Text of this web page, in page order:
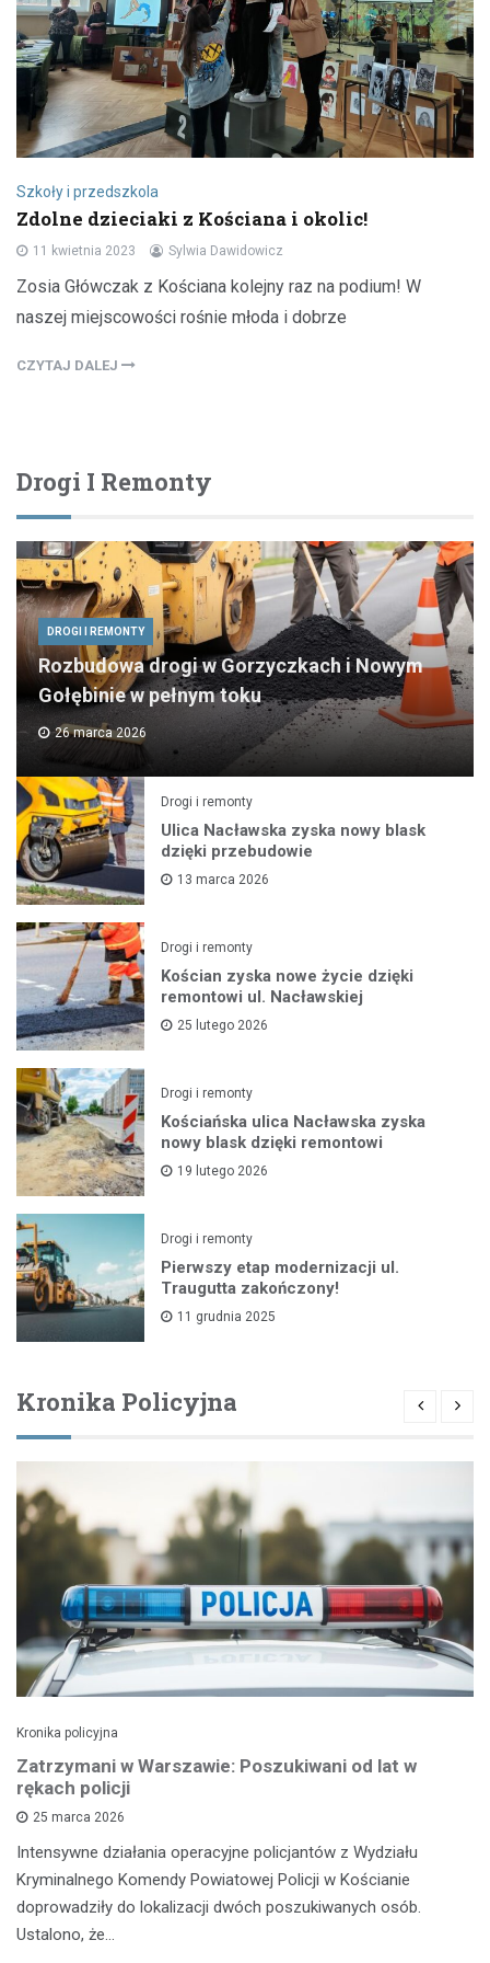
Szkoły i przedszkola
Zdolne dzieciaki z Kościana i okolic!
11 kwietnia 2023 Sylwia Dawidowicz
Zosia Główczak z Kościana kolejny raz na podium! W
naszej miejscowości rośnie młoda i dobrze
CZYTAJ DALEJ
Drogi I Remonty
DROGI I REMONTY
Rozbudowa drogi w Gorzyczkach i Nowym
Gołębinie w pełnym toku
26 marca 2026
Drogi i remonty
Ulica Nacławska zyska nowy blask
dzięki przebudowie
13 marca 2026
Drogi i remonty
Kościan zyska nowe życie dzięki
remontowi ul. Nacławskiej
25 lutego 2026
Drogi i remonty
Kościańska ulica Nacławska zyska
nowy blask dzięki remontowi
19 lutego 2026
Drogi i remonty
Pierwszy etap modernizacji ul.
Traugutta zakończony!
11 grudnia 2025
Kronika Policyjna
Kronika policyjna
Zatrzymani w Warszawie: Poszukiwani od lat w
rękach policji
25 marca 2026
Intensywne działania operacyjne policjantów z Wydziału
Kryminalnego Komendy Powiatowej Policji w Kościanie
doprowadziły do lokalizacji dwóch poszukiwanych osób.
Ustalono, że…